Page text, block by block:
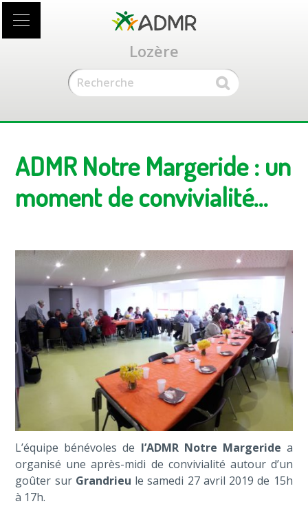
contenu
Lozère
ADMR Notre Margeride : un
moment de convivialité…
L’équipe bénévoles de l’ADMR Notre Margeride a
organisé une après-midi de convivialité autour d’un
goûter sur Grandrieu le samedi 27 avril 2019 de 15h
à 17h.